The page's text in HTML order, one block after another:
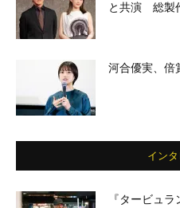
と共演 総製
河合優実、倍
イン
『タービュ